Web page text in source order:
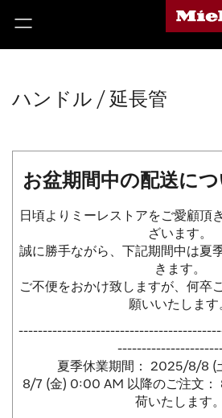
ハンドル / 延長管
お盆期間中の配送に
日頃よりミーレストアをご愛顧頂
ざいます。
誠に勝手ながら、下記期間中は夏
きます。
ご不便をおかけ致しますが、何卒
願いいたします
夏季休業期間： 2025/8/8 (
8/7 (金) 0:00 AM 以降のご注文：
荷いたします。